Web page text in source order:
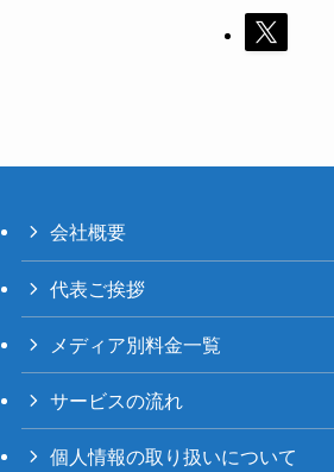
会社概要
代表ご挨拶
メディア別料金一覧
サービスの流れ
個人情報の取り扱いについて